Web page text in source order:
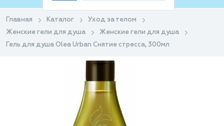
Главная Каталог
Уход за телом
Женские гели для душа
Женские гели для душа
Гель для душа Olea Urban Снятие стресса, 300мл